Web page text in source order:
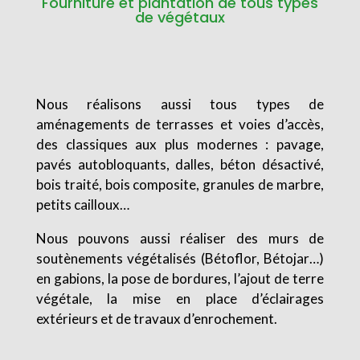
de végétaux
Nous réalisons aussi tous types de
aménagements de terrasses et voies d’accès,
des classiques aux plus modernes : pavage,
pavés autobloquants, dalles, béton désactivé,
bois traité, bois composite, granules de marbre,
petits cailloux…
Nous pouvons aussi réaliser des murs de
soutènements végétalisés (Bétoflor, Bétojar…)
en gabions, la pose de bordures, l’ajout de terre
végétale, la mise en place d’éclairages
extérieurs et de travaux d’enrochement.